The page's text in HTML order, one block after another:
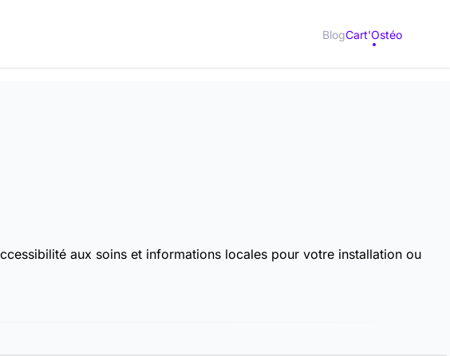
BlogCart'Ostéo
aux soins et informations locales pour votre installation ou